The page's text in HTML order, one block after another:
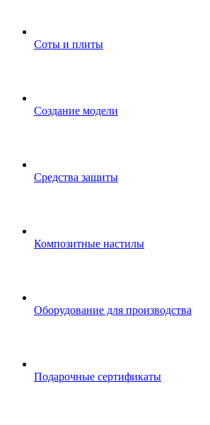
Соты и плиты
Создание модели
Средства защиты
Композитные настилы
Оборудование для производства
Подарочные сертификаты